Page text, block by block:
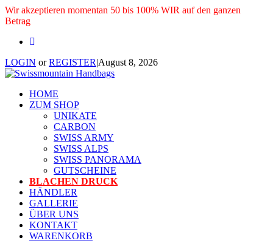
Wir akzeptieren momentan 50 bis 100% WIR auf den ganzen
Betrag
LOGIN orREGISTER|August 8, 2026
HOME
ZUM SHOP
UNIKATE
CARBON
SWISS ARMY
SWISS ALPS
SWISS PANORAMA
GUTSCHEINE
BLACHEN DRUCK
HÄNDLER
GALLERIE
ÜBER UNS
KONTAKT
WARENKORB